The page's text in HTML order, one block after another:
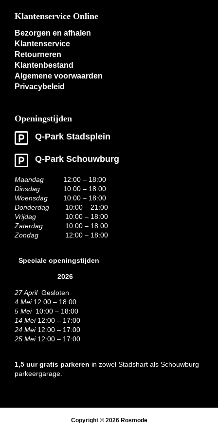
Klantenservice Online
Bezorgen en afhalen
Klantenservice
Retourneren
Klantenbestand
Algemene voorwaarden
Privacybeleid
Openingstijden
Q-Park Stadsplein
Q-Park Schouwburg
Maandag
12:00 – 18:00
Dinsdag
10:00 – 18:00
Woensdag
10:00 – 18:00
Donderdag
10:00 – 21:00
Vrijdag
10:00 – 18:00
Zaterdag
10:00 – 18:00
Zondag
12:00 – 18:00
Speciale openingstijden
2026
27 AprilGesloten
4 Mei12:00 – 18:00
5 Mei10:00 – 18:00
14 Mei12:00 – 17:00
24 Mei12:00 – 17:00
25 Mei 12:00 – 17:00
1,5 uur gratis parkeren in zowel Stadshart als Schouwburg
parkeergarage.
Copyright © 2026 Rosmode